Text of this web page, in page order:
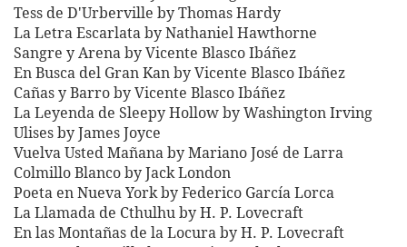
Tess de D'Urberville by Thomas Hardy
La Letra Escarlata by Nathaniel Hawthorne
Sangre y Arena by Vicente Blasco Ibáñez
En Busca del Gran Kan by Vicente Blasco Ibáñez
Cañas y Barro by Vicente Blasco Ibáñez
La Leyenda de Sleepy Hollow by Washington Irving
Ulises by James Joyce
Vuelva Usted Mañana by Mariano José de Larra
Colmillo Blanco by Jack London
Poeta en Nueva York by Federico García Lorca
La Llamada de Cthulhu by H. P. Lovecraft
En las Montañas de la Locura by H. P. Lovecraft